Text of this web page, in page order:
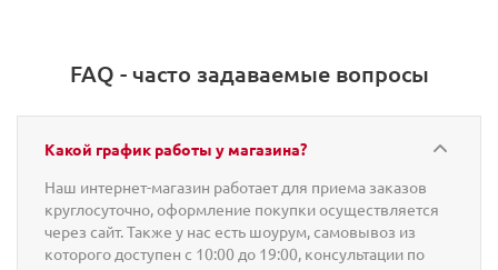
FAQ - часто задаваемые вопросы
Какой график работы у магазина?
Наш интернет-магазин работает для приема заказов
круглосуточно, оформление покупки осуществляется
через сайт. Также у нас есть шоурум, самовывоз из
которого доступен с 10:00 до 19:00, консультации по